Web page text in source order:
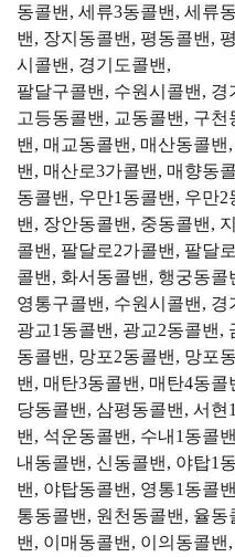
동콜밴, 세류3동콜밴, 세류
밴, 장지동콜밴, 평동콜밴,
시콜밴, 경기도콜밴,
팔달구콜밴, 수원시콜밴, 경
고등동콜밴, 교동콜밴, 구
밴, 매교동콜밴, 매산동콜
밴, 매산로3가콜밴, 매향동
동콜밴, 우만1동콜밴, 우만
밴, 장안동콜밴, 중동콜밴,
콜밴, 팔달로2가콜밴, 팔달
콜밴, 화서동콜밴, 행궁동
영통구콜밴, 수원시콜밴, 경
광교1동콜밴, 광교2동콜밴,
동콜밴, 망포2동콜밴, 망포
밴, 매탄3동콜밴, 매탄4동
당동콜밴, 삼평동콜밴, 서
밴, 석운동콜밴, 수내1동콜
내동콜밴, 신동콜밴, 야탑1
밴, 야탑동콜밴, 영통1동콜
통동콜밴, 원천동콜밴, 율
밴, 이매동콜밴, 이의동콜밴